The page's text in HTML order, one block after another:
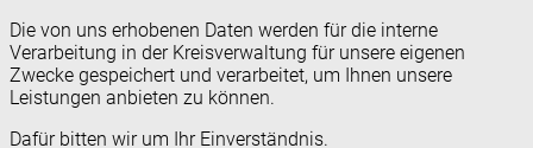
Die von uns erhobenen Daten werden für die interne
Verarbeitung in der Kreisverwaltung für unsere eigenen
Zwecke gespeichert und verarbeitet, um Ihnen unsere
Leistungen anbieten zu können.
Dafür bitten wir um Ihr Einverständnis.